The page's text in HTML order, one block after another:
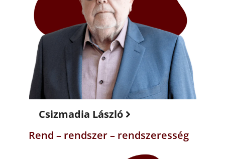
Csizmadia László
Rend – rendszer – rendszeresség